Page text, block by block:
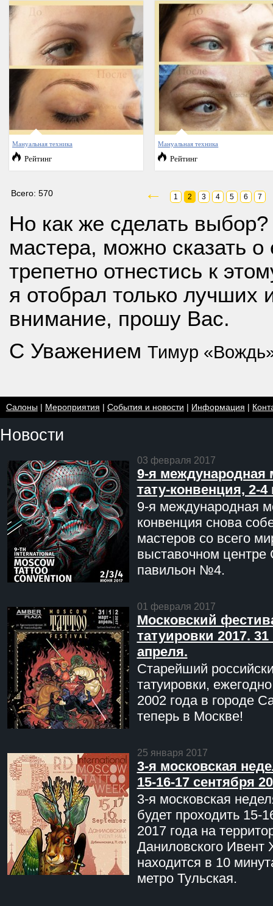
Мануальная техника
Рейтинг
Мануальная техника
Рейтинг
Всего: 570 ← 1 2 3 4 5 6 7
Но как же сделать
мастера, можно сказать
трепетно отнестись к
я отобрал только лучших
внимание, прошу Вас.
С Уважением Тимур
Салоны| Мероприятия | События и новости | Информация |
Новости
03 февраля 2017
9-я международная
тату-конвенция, 2-
9-я международная
конвенция снова
мастеров со всего
выставочном центре
павильон №4.
01 февраля 2017
Московский
татуировки 2017. 31
апреля.
Старейший
татуировки,
2002 года в городе
теперь в Москве!
25 января 2017
3-я московская
15-16-17 сентября
3-я московская
будет проходить 15-
2017 года на
Даниловского Ивент
находится в 10
метро Тульская.